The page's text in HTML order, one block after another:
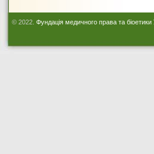
© 2022. Фундація медичного права та біоетики